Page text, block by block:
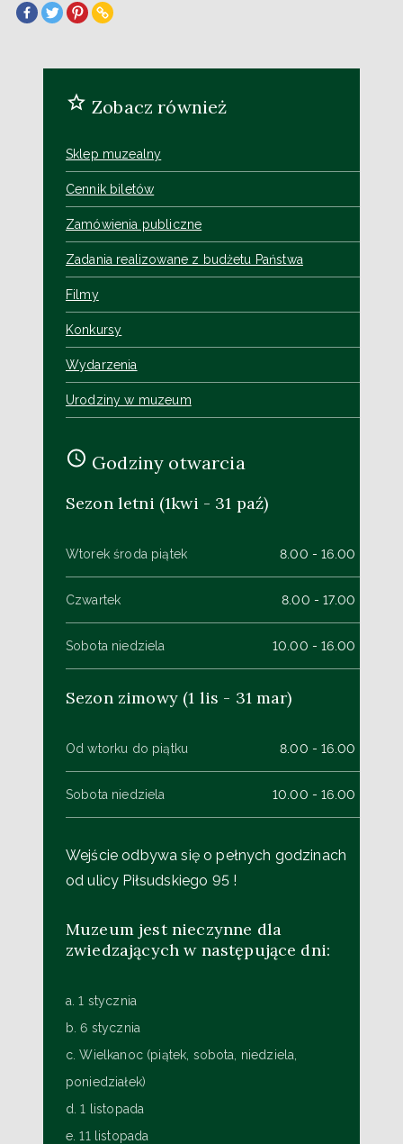
Zobacz również
Sklep muzealny
Cennik biletów
Zamówienia publiczne
Zadania realizowane z budżetu Państwa
Filmy
Konkursy
Wydarzenia
Urodziny w muzeum
Godziny otwarcia
Sezon letni (1kwi - 31 paź)
Wtorek środa piątek 8.00 - 16.00
Czwartek 8.00 - 17.00
Sobota niedziela 10.00 - 16.00
Sezon zimowy (1 lis - 31 mar)
Od wtorku do piątku 8.00 - 16.00
Sobota niedziela 10.00 - 16.00
Wejście odbywa się o pełnych godzinach
od ulicy Piłsudskiego 95 !
Muzeum jest nieczynne dla
zwiedzających w następujące dni:
a. 1 stycznia
b. 6 stycznia
c. Wielkanoc (piątek, sobota, niedziela,
poniedziałek)
d. 1 listopada
e. 11 listopada